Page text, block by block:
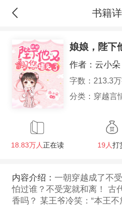
书籍
娘娘，陛下
作者： 云小朵
字数：213.3
分类： 穿越言
18.83万人正在读 19人打
内容介绍： 一朝穿越成了不
怕过谁？不受宠就和离！ 古
香吗？ 某王爷冷笑：“本王